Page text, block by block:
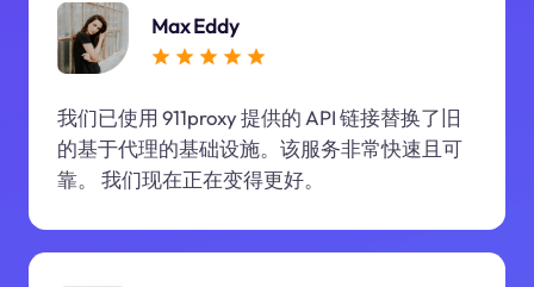
Max Eddy
我们已使用 911proxy 提供的 API 链接替换了旧
的基于代理的基础设施。该服务非常快速且可
靠。 我们现在正在变得更好。